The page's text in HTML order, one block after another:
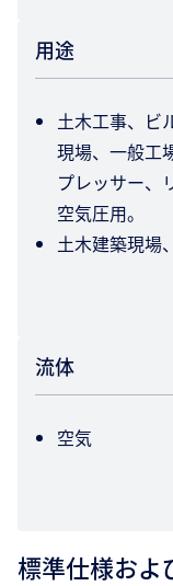
用途
土木工事、ビ
現場、一般工
プレッサー、
空気圧用。
土木建築現場
流体
空気
標準仕様およ